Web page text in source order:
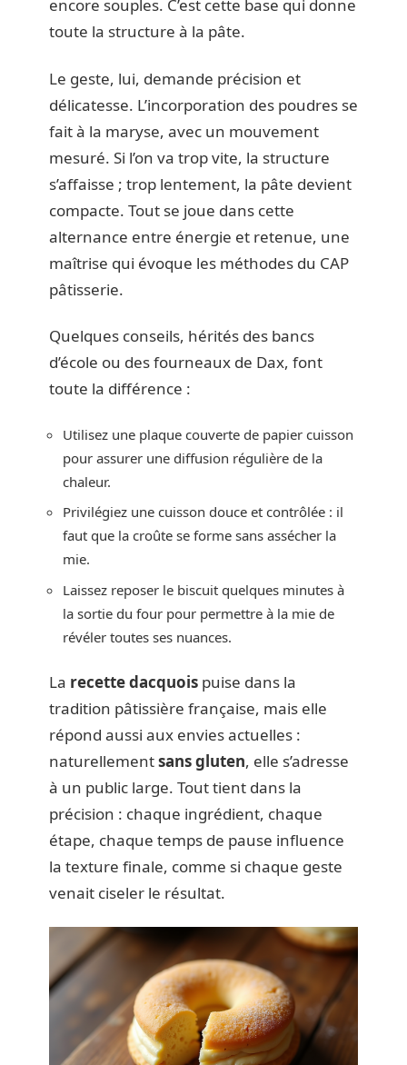
encore souples. C’est cette base qui donne
toute la structure à la pâte.
Le geste, lui, demande précision et
délicatesse. L’incorporation des poudres se
fait à la maryse, avec un mouvement
mesuré. Si l’on va trop vite, la structure
s’affaisse ; trop lentement, la pâte devient
compacte. Tout se joue dans cette
alternance entre énergie et retenue, une
maîtrise qui évoque les méthodes du CAP
pâtisserie.
Quelques conseils, hérités des bancs
d’école ou des fourneaux de Dax, font
toute la différence :
Utilisez une plaque couverte de papier cuisson
pour assurer une diffusion régulière de la
chaleur.
Privilégiez une cuisson douce et contrôlée : il
faut que la croûte se forme sans assécher la
mie.
Laissez reposer le biscuit quelques minutes à
la sortie du four pour permettre à la mie de
révéler toutes ses nuances.
La recette dacquois puise dans la
tradition pâtissière française, mais elle
répond aussi aux envies actuelles :
naturellementsans gluten, elle s’adresse
à un public large. Tout tient dans la
précision : chaque ingrédient, chaque
étape, chaque temps de pause influence
la texture finale, comme si chaque geste
venait ciseler le résultat.